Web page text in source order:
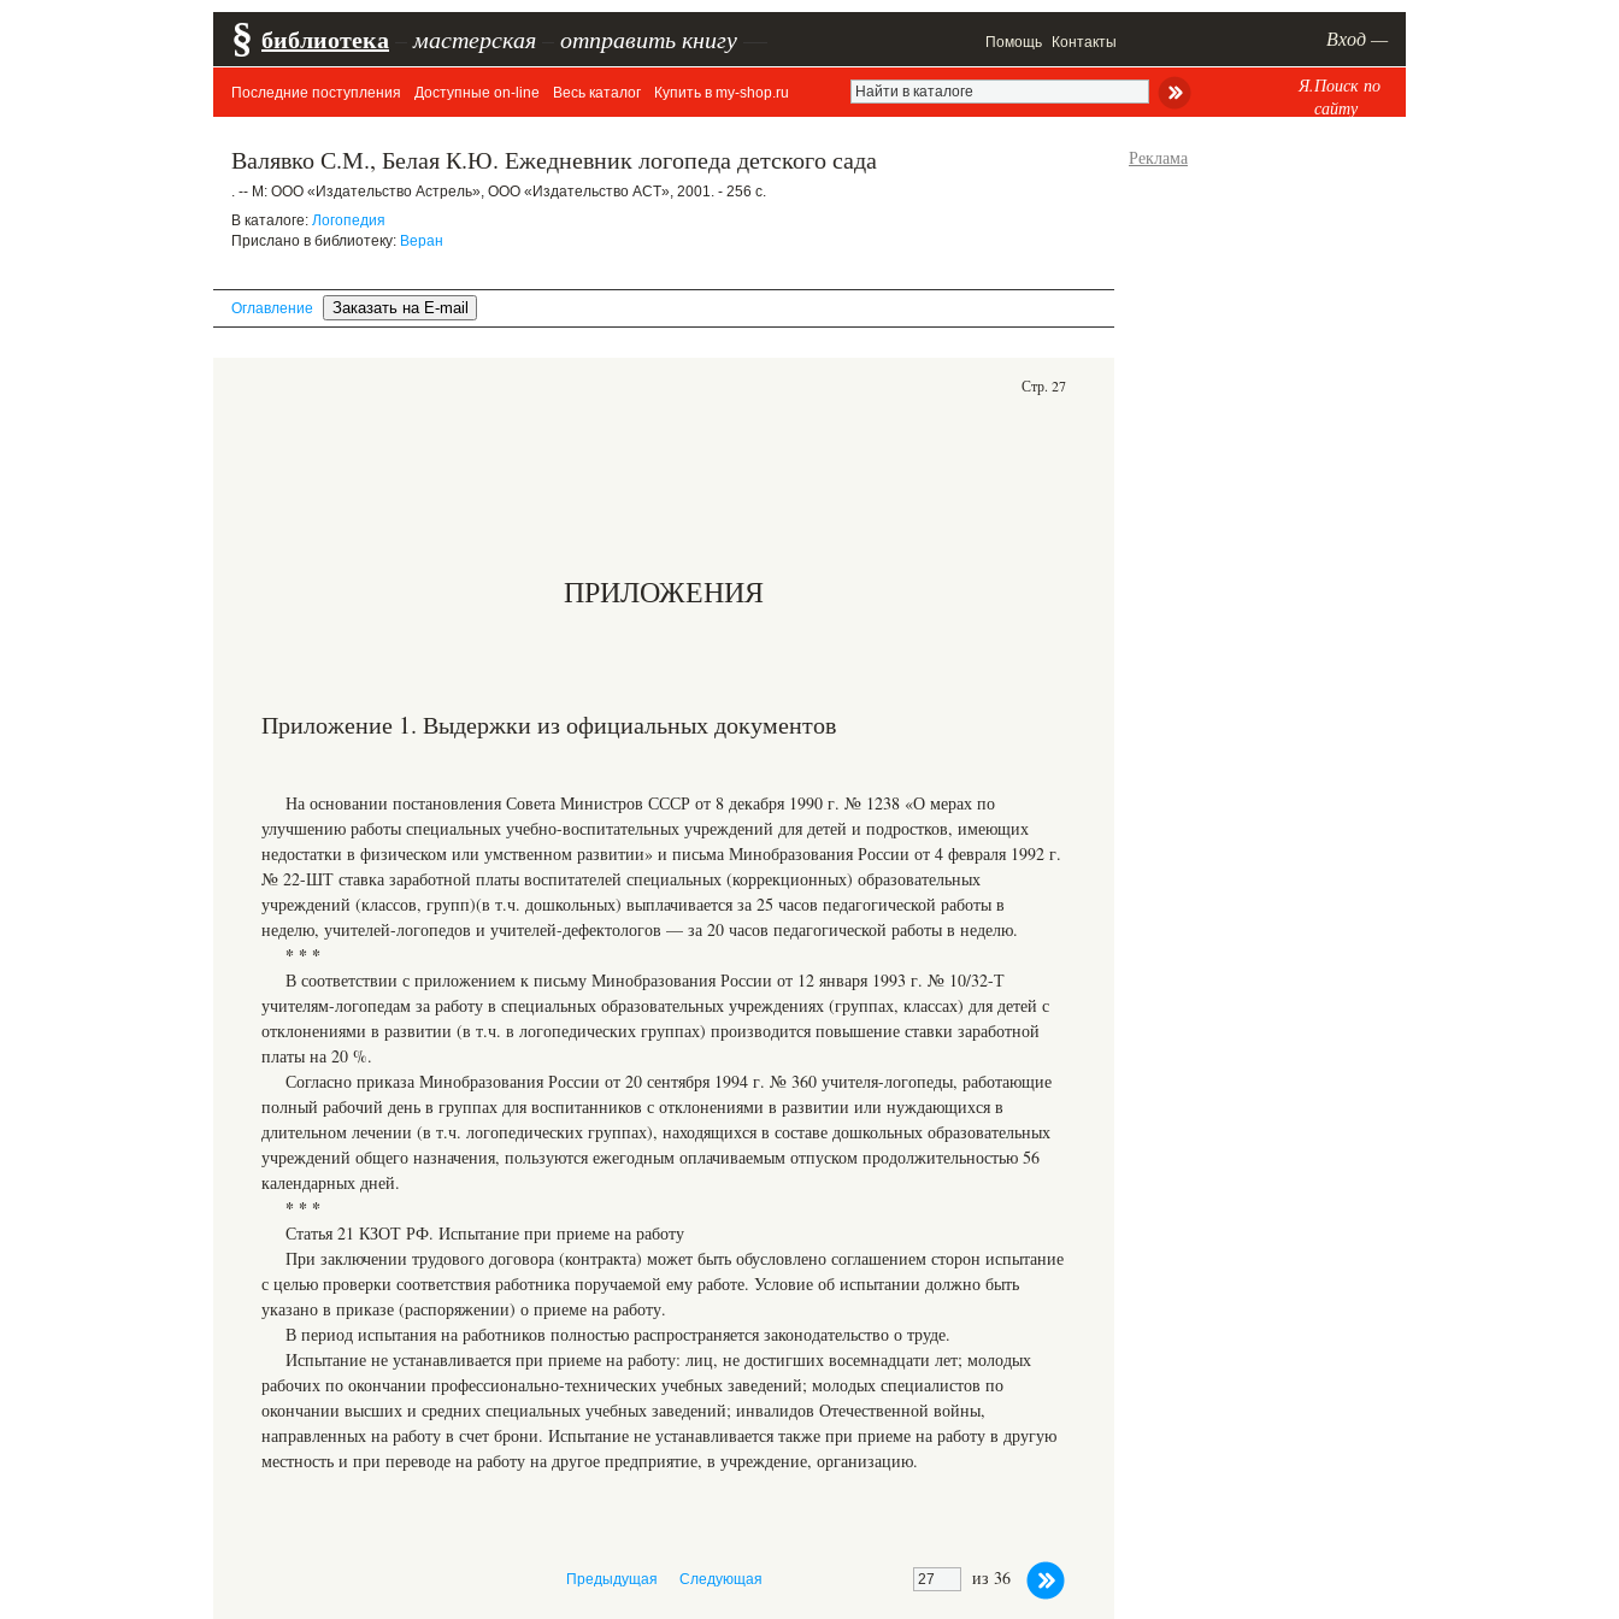
§ библиотека мастерская отправить книгу Помощь Контакты Вход —
Последние поступления Доступные on-line Весь каталог Купить в my-shop.ru
Я.Поиск по
сайту
Валявко С.М., Белая К.Ю. Ежедневник логопеда детского сада
. -- М: ООО «Издательство Астрель», ООО «Издательство ACT», 2001. - 256 с.
В каталоге: Логопедия
Прислано в библиотеку: Веран
Оглавление
Стр. 27
ПРИЛОЖЕНИЯ
Приложение 1. Выдержки из официальных документов
На основании постановления Совета Министров СССР от 8 декабря 1990 г. № 1238 «О мерах по
улучшению работы специальных учебно-воспитательных учреждений для детей и подростков, имеющих
недостатки в физическом или умственном развитии» и письма Минобразования России от 4 февраля 1992 г.
№ 22-ШТ ставка заработной платы воспитателей специальных (коррекционных) образовательных
учреждений (классов, групп)(в т.ч. дошкольных) выплачивается за 25 часов педагогической работы в
неделю, учителей-логопедов и учителей-дефектологов — за 20 часов педагогической работы в неделю.
* * *
В соответствии с приложением к письму Минобразования России от 12 января 1993 г. № 10/32-Т
учителям-логопедам за работу в специальных образовательных учреждениях (группах, классах) для детей с
отклонениями в развитии (в т.ч. в логопедических группах) производится повышение ставки заработной
платы на 20 %.
Согласно приказа Минобразования России от 20 сентября 1994 г. № 360 учителя-логопеды, работающие
полный рабочий день в группах для воспитанников с отклонениями в развитии или нуждающихся в
длительном лечении (в т.ч. логопедических группах), находящихся в составе дошкольных образовательных
учреждений общего назначения, пользуются ежегодным оплачиваемым отпуском продолжительностью 56
календарных дней.
* * *
Статья 21 КЗОТ РФ. Испытание при приеме на работу
При заключении трудового договора (контракта) может быть обусловлено соглашением сторон испытание
с целью проверки соответствия работника поручаемой ему работе. Условие об испытании должно быть
указано в приказе (распоряжении) о приеме на работу.
В период испытания на работников полностью распространяется законодательство о труде.
Испытание не устанавливается при приеме на работу: лиц, не достигших восемнадцати лет; молодых
рабочих по окончании профессионально-технических учебных заведений; молодых специалистов по
окончании высших и средних специальных учебных заведений; инвалидов Отечественной войны,
направленных на работу в счет брони. Испытание не устанавливается также при приеме на работу в другую
местность и при переводе на работу на другое предприятие, в учреждение, организацию.
из 36
Предыдущая Следующая
Реклама